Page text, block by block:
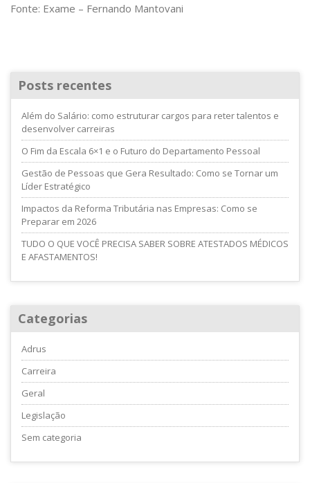
Fonte: Exame – Fernando Mantovani
Posts recentes
Além do Salário: como estruturar cargos para reter talentos e
desenvolver carreiras
O Fim da Escala 6×1 e o Futuro do Departamento Pessoal
Gestão de Pessoas que Gera Resultado: Como se Tornar um
Líder Estratégico
Impactos da Reforma Tributária nas Empresas: Como se
Preparar em 2026
TUDO O QUE VOCÊ PRECISA SABER SOBRE ATESTADOS MÉDICOS
E AFASTAMENTOS!
Categorias
Adrus
Carreira
Geral
Legislação
Sem categoria